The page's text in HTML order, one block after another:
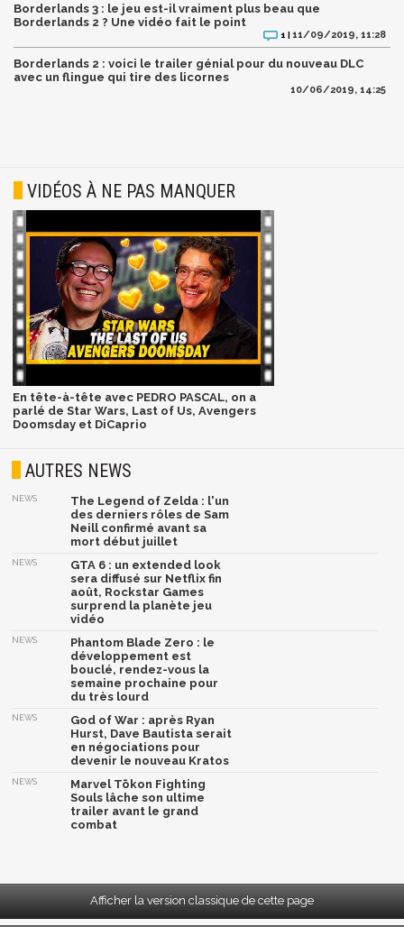
Borderlands 3 : le jeu est-il vraiment plus beau que
Borderlands 2 ? Une vidéo fait le point
1 |11/09/2019, 11:28
Borderlands 2 : voici le trailer génial pour du nouveau DLC
avec un flingue qui tire des licornes
10/06/2019, 14:25
VIDÉOS À NE PAS MANQUER
En tête-à-tête avec PEDRO PASCAL, on a
parlé de Star Wars, Last of Us, Avengers
Doomsday et DiCaprio
AUTRES NEWS
NEWS
The Legend of Zelda : l'un
des derniers rôles de Sam
Neill confirmé avant sa
mort début juillet
NEWS
GTA 6 : un extended look
sera diffusé sur Netflix fin
août, Rockstar Games
surprend la planète jeu
vidéo
NEWS
Phantom Blade Zero : le
développement est
bouclé, rendez-vous la
semaine prochaine pour
du très lourd
NEWS
God of War : après Ryan
Hurst, Dave Bautista serait
en négociations pour
devenir le nouveau Kratos
NEWS
Marvel Tōkon Fighting
Souls lâche son ultime
trailer avant le grand
combat
Afficher la version classique de cette page